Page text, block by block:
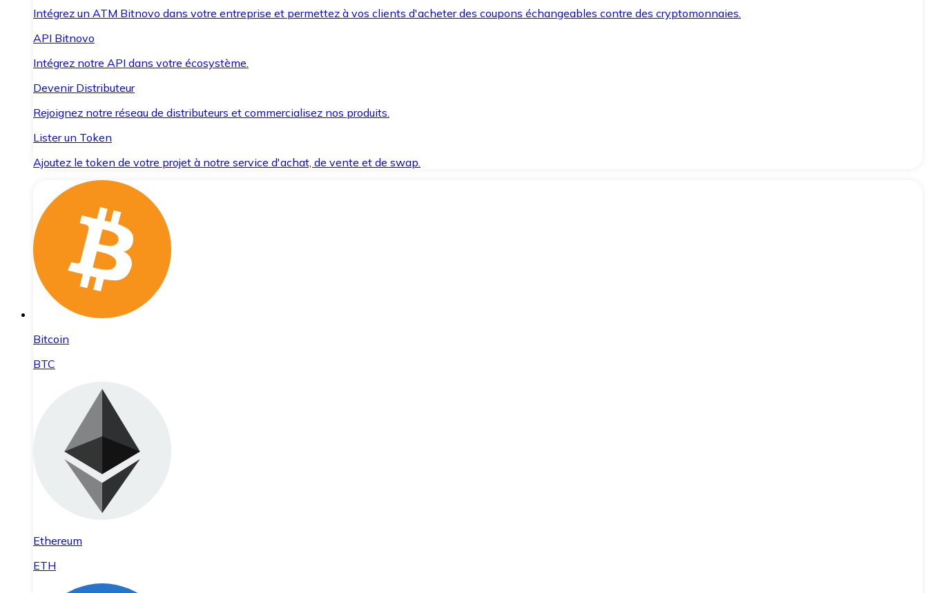
Intégrez un ATM Bitnovo dans votre entreprise et permettez à vos clients d'acheter des coupons échangeables contre des cryptomonnaies.
API Bitnovo
Intégrez notre API dans votre écosystème.
Devenir Distributeur
Rejoignez notre réseau de distributeurs et commercialisez nos produits.
Lister un Token
Ajoutez le token de votre projet à notre service d'achat, de vente et de swap.
Bitcoin
BTC
Ethereum
ETH